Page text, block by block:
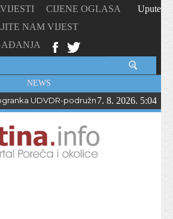
CIJENE OGLASA
NAM VIJEST
Upute
NEWS
UDVDR-podružnice Istarske
7. 8. 2026. 5:04